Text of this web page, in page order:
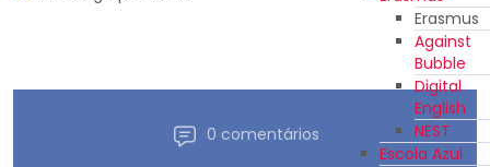
Erasmus
Against
Bubble
Digital
English
NEST
Escola Azul
0 comentários